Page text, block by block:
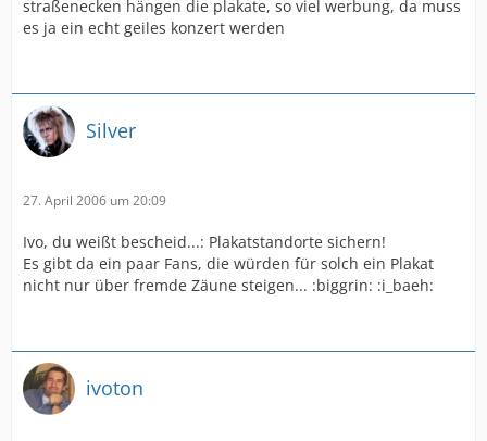
straßenecken hängen die plakate, so viel werbung, da muss
es ja ein echt geiles konzert werden
Silver
27. April 2006 um 20:09
Ivo, du weißt bescheid...: Plakatstandorte sichern!
Es gibt da ein paar Fans, die würden für solch ein Plakat
nicht nur über fremde Zäune steigen... :biggrin: :i_baeh:
ivoton